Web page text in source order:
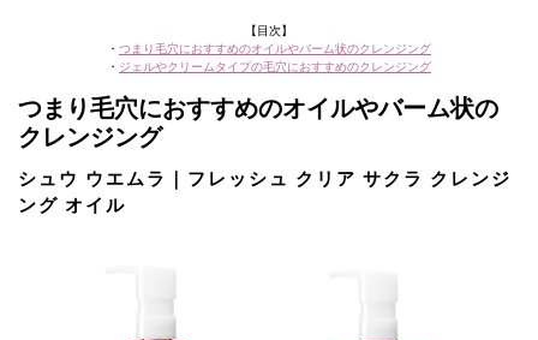
【目次】
・ つまり毛穴におすすめのオイルやバーム状のクレンジング
・ ジェルやクリームタイプの毛穴におすすめのクレンジング
つまり毛穴におすすめのオイルやバーム状の
クレンジング
シュウ ウエムラ｜フレッシュ クリア サクラ クレンジ
ング オイル